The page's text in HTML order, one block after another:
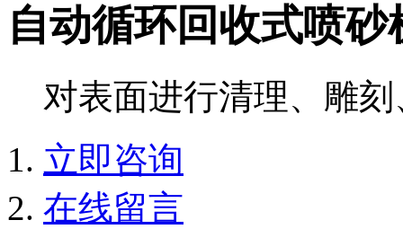
自动循环回收式喷砂
对表面进行清理、雕
立即咨询
在线留言